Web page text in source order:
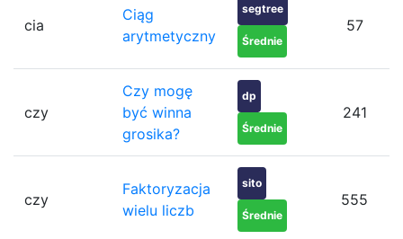
cia
Ciąg
arytmetyczny
segtree
Średnie
57
czy
Czy mogę
być winna
grosika?
dp
Średnie
241
czy
Faktoryzacja
wielu liczb
sito
Średnie
555